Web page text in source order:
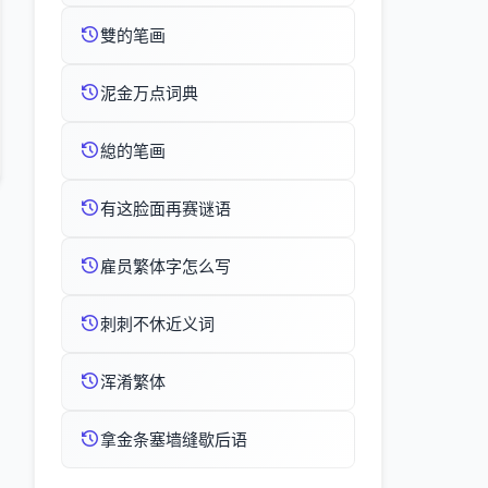
雙的笔画
泥金万点词典
緿的笔画
有这脸面再赛谜语
雇员繁体字怎么写
刺刺不休近义词
浑淆繁体
拿金条塞墙缝歇后语